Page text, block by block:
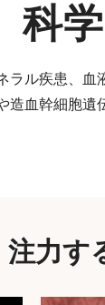
科
ラル疾患、血
造血幹細胞
注力す